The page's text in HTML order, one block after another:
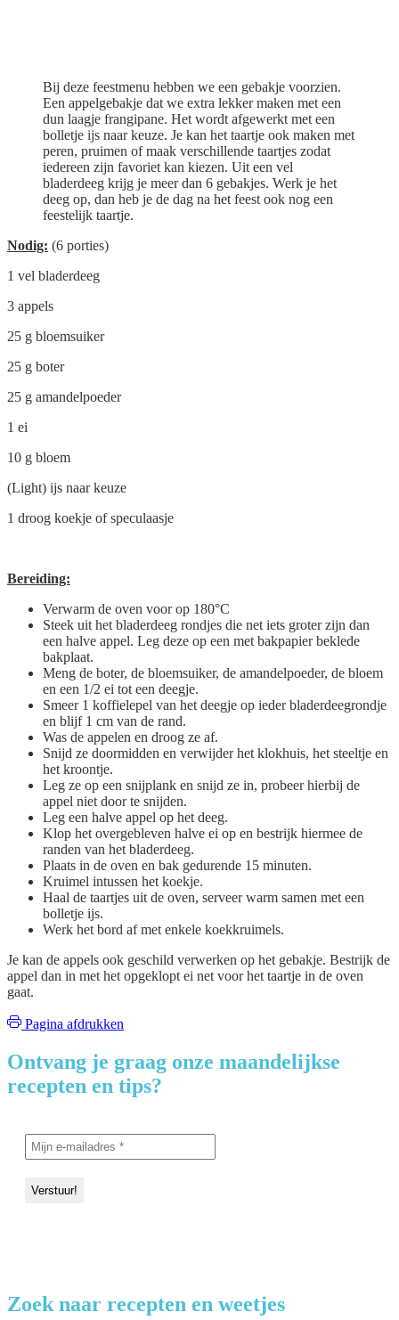
Bij deze feestmenu hebben we een gebakje voorzien.
Een appelgebakje dat we extra lekker maken met een
dun laagje frangipane. Het wordt afgewerkt met een
bolletje ijs naar keuze. Je kan het taartje ook maken met
peren, pruimen of maak verschillende taartjes zodat
iedereen zijn favoriet kan kiezen. Uit een vel
bladerdeeg krijg je meer dan 6 gebakjes. Werk je het
deeg op, dan heb je de dag na het feest ook nog een
feestelijk taartje.
Nodig: (6 porties)
1 vel bladerdeeg
3 appels
25 g bloemsuiker
25 g boter
25 g amandelpoeder
1 ei
10 g bloem
(Light) ijs naar keuze
1 droog koekje of speculaasje
Bereiding:
Verwarm de oven voor op 180°C
Steek uit het bladerdeeg rondjes die net iets groter zijn dan
een halve appel. Leg deze op een met bakpapier beklede
bakplaat.
Meng de boter, de bloemsuiker, de amandelpoeder, de bloem
en een 1/2 ei tot een deegje.
Smeer 1 koffielepel van het deegje op ieder bladerdeegrondje
en blijf 1 cm van de rand.
Was de appelen en droog ze af.
Snijd ze doormidden en verwijder het klokhuis, het steeltje en
het kroontje.
Leg ze op een snijplank en snijd ze in, probeer hierbij de
appel niet door te snijden.
Leg een halve appel op het deeg.
Klop het overgebleven halve ei op en bestrijk hiermee de
randen van het bladerdeeg.
Plaats in de oven en bak gedurende 15 minuten.
Kruimel intussen het koekje.
Haal de taartjes uit de oven, serveer warm samen met een
bolletje ijs.
Werk het bord af met enkele koekkruimels.
Je kan de appels ook geschild verwerken op het gebakje. Bestrijk de
appel dan in met het opgeklopt ei net voor het taartje in de oven
gaat.
Pagina afdrukken
Ontvang je graag onze maandelijkse
recepten en tips?
Zoek naar recepten en weetjes